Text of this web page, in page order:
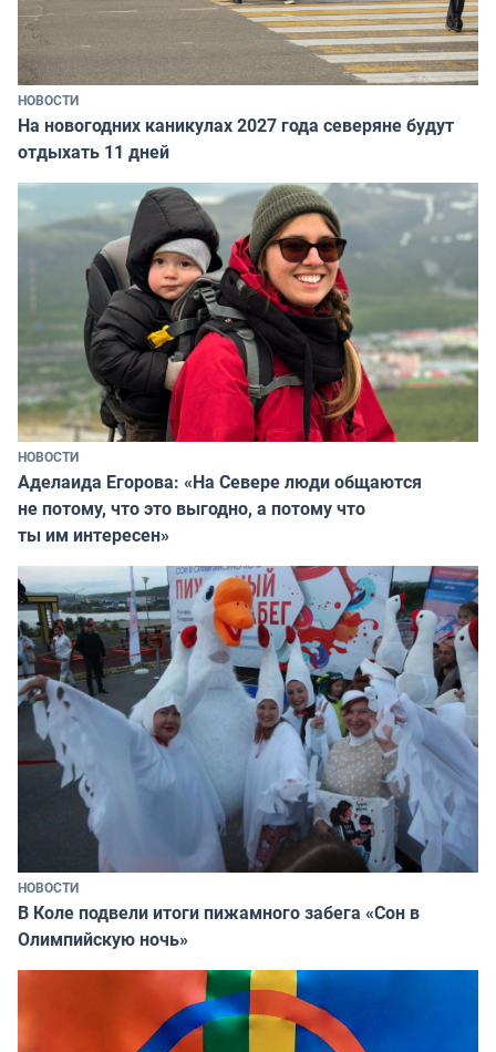
НОВОСТИ
На новогодних каникулах 2027 года северяне будут
отдыхать 11 дней
НОВОСТИ
Аделаида Егорова: «На Севере люди общаются
не потому, что это выгодно, а потому что
ты им интересен»
НОВОСТИ
В Коле подвели итоги пижамного забега «Сон в
Олимпийскую ночь»